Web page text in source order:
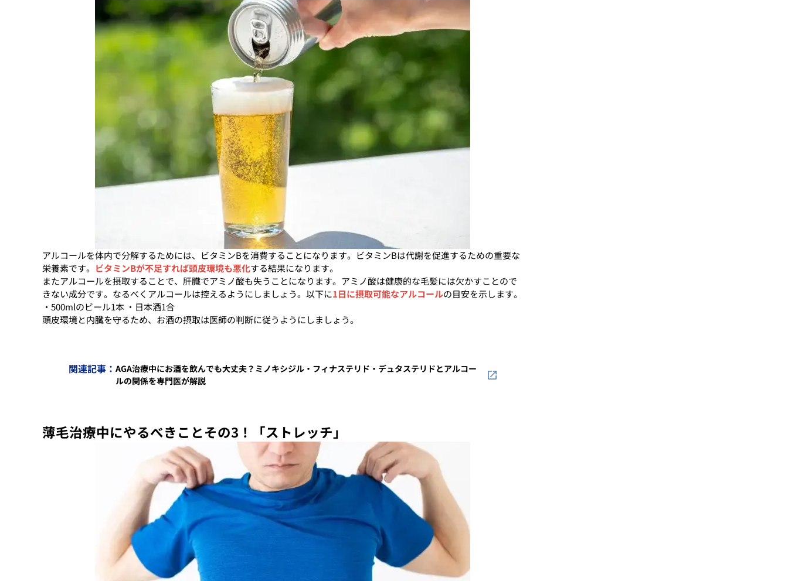
アルコールを体内で分解するためには、ビタミンBを消費することになります。ビタミンBは代謝を促進するための重要な
栄養素です。 ビタミンBが不足すれば頭皮環境も悪化する結果になります。
またアルコールを摂取することで、肝臓でアミノ酸も失うことになります。アミノ酸は健康的な毛髪には欠かすことので
きない成分です。なるべくアルコールは控えるようにしましょう。以下に1日に摂取可能なアルコールの目安を示します。
・500mlのビール1本 ・日本酒1合
頭皮環境と内臓を守るため、お酒の摂取は医師の判断に従うようにしましょう。
関連記事： AGA治療中にお酒を飲んでも大丈夫？ミノキシジル・フィナステリド・デュタステリドとアルコー
ルの関係を専門医が解説
薄毛治療中にやるべきことその3！「ストレッチ」